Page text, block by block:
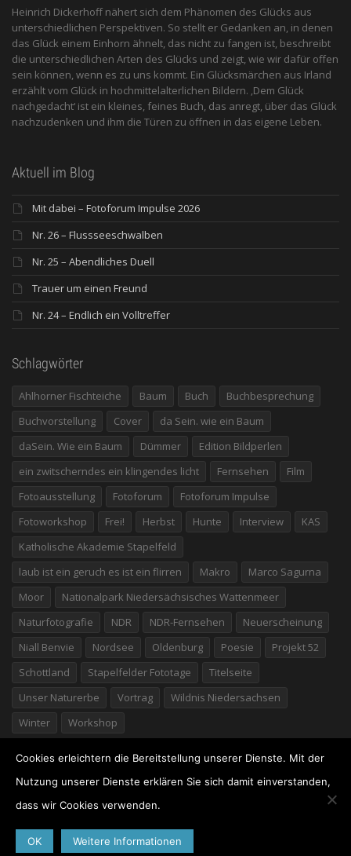
„Inspiration Natur“ – Vortrag über Naturfotografie
Heinrich Dickerhoff nähert sich dem Phänomen des Glücks aus
unterschiedlichen Perspektiven. So stellt er Gedanken an, in denen
das Glück einem Einhorn ähnelt, das nicht zu fangen ist, beschreibt
die unterschiedlichen Arten des Glücks und zeigt, wie wir dafür offen
sein können, wenn es zu uns kommt. Ein Glücksmärchen aus Irland
erzählt vom Glück in hochmittelalterlichen Bildern. ‚Dem Glück
nachgedacht‘ ist ein kleines, feines Buch, das anregt, über das Glück
nachzudenken und ihm die Türen zu öffnen in das eigene Leben.
Aktuell im Blog
Mit dabei – Fotoforum Impulse 2026
Nr. 26 – Flussseeschwalben
Nr. 25 – Abendliches Duell
Trauer um einen Freund
Nr. 24 – Endlich ein Volltreffer
Schlagwörter
Ahlhorner Fischteiche Baum Buch
Buchbesprechung
Buchvorstellung
Cover
da Sein. wie ein Baum
daSein. Wie ein Baum
Dümmer
Edition Bildperlen
ein zwitscherndes ein klingendes licht
Fernsehen
Film
Fotoausstellung
Fotoforum
Fotoforum Impulse
Fotoworkshop
Frei! Herbst Hunte Interview
KAS
Katholische Akademie Stapelfeld
laub ist ein geruch es ist ein flirren
Makro
Marco Sagurna
Moor
Nationalpark Niedersächsisches Wattenmeer
Naturfotografie
NDR NDR-Fernsehen
Neuerscheinung
Niall Benvie
Nordsee Oldenburg Poesie
Projekt 52
Schottland
Stapelfelder Fototage
Titelseite
Unser Naturerbe
Vortrag
Wildnis Niedersachsen
Winter
Workshop
04441/7776 · Germany ·Impressum
Cookies erleichtern die Bereitstellung unserer Dienste. Mit der
Nutzung unserer Dienste erklären Sie sich damit einverstanden,
dass wir Cookies verwenden.
OK Weitere Informationen